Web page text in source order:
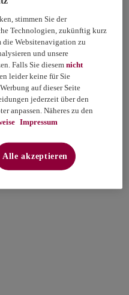
stimmen Sie der
Technologien, zukünftig kurz
die Websitenavigation zu
und unsere
Falls Sie diesemnicht
leider keine für Sie
auf dieser Seite
jederzeit über den
anpassen. Näheres zu den
Impressum
Alle akzeptieren